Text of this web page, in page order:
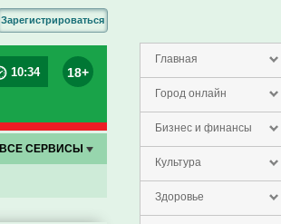
Главная
Город онлайн
Бизнес и финансы
Культура
Здоровье
Зарегистрироваться
10:34 18+
ВСЕ СЕРВИСЫ